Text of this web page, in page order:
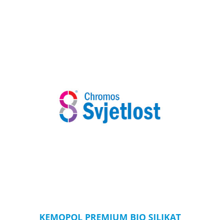
KEMOPOL PREMIUM BIO SILIKAT